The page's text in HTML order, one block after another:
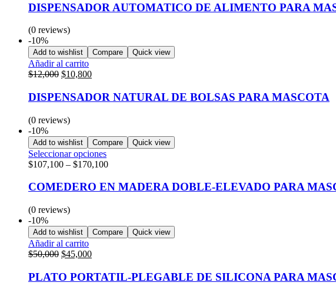
DISPENSADOR AUTOMATICO DE ALIMENTO PARA
(0 reviews)
-10%
Add to wishlist Compare Quick view
Añadir al carrito
$12,000 $10,800
DISPENSADOR NATURAL DE BOLSAS PARA MASCOTA
(0 reviews)
-10%
Add to wishlist Compare Quick view
Seleccionar opciones
$107,100 – $170,100
COMEDERO EN MADERA DOBLE-ELEVADO PARA
(0 reviews)
-10%
Add to wishlist Compare Quick view
Añadir al carrito
$50,000 $45,000
PLATO PORTATIL-PLEGABLE DE SILICONA PARA